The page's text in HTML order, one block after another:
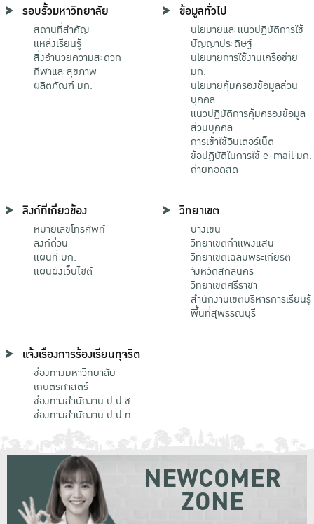
รอบรั้วมหาวิทยาลัย
สถานที่สำคัญ
แหล่งเรียนรู้
สิ่งอำนวยความสะดวก
กีฬาและสุขภาพ
ผลิตภัณฑ์ มก.
ข้อมูลทั่วไป
นโยบายและแนวปฏิบัติการใช้
ปัญญาประดิษฐ์
นโยบายการใช้งานเครือข่าย
มก.
นโยบายคุ้มครองข้อมูลส่วน
บุคคล
แนวปฏิบัติการคุ้มครองข้อมูล
ส่วนบุคคล
การเข้าใช้อินเตอร์เน็ต
ข้อปฏิบัติในการใช้ e-mail มก.
ถ่ายทอดสด
ลิงก์ที่เกี่ยวข้อง
หมายเลขโทรศัพท์
ลิงก์ด่วน
แผนที่ มก.
แผนผังเว็บไซต์
วิทยาเขต
บางเขน
วิทยาเขตกําแพงแสน
วิทยาเขตเฉลิมพระเกียรติ
จังหวัดสกลนคร
วิทยาเขตศรีราชา
สำนักงานเขตบริหารการเรียนรู้
พื้นที่สุพรรณบุรี
แจ้งเรื่องการร้องเรียนทุจริต
ช่องทางมหาวิทยาลัย
เกษตรศาสตร์
ช่องทางสำนักงาน ป.ป.ช.
ช่องทางสำนักงาน ป.ป.ท.
NEWCOMER
ZONE